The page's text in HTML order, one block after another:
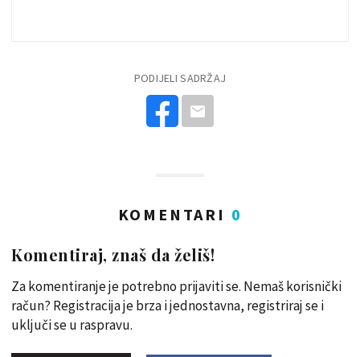
PODIJELI SADRŽAJ
KOMENTARI 0
Komentiraj, znaš da želiš!
Za komentiranje je potrebno prijaviti se. Nemaš korisnički
račun? Registracija je brza i jednostavna, registriraj se i
uključi se u raspravu.